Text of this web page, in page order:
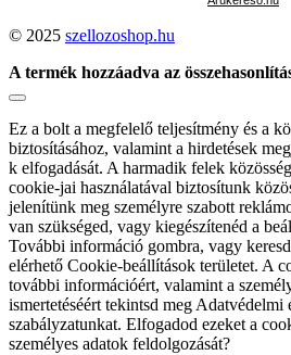
© 2025 szellozoshop.hu
A termék hozzáadva az
Ez a bolt a megfelelő teljesítmény és a
biztosításához, valamint a hirdetések
k elfogadását. A harmadik felek
cookie-jai használatával biztosítunk
jelenítünk meg személyre szabott
van szükséged, vagy kiegészítenéd a
További információ gombra, vagy
elérhető Cookie-beállítások területet. A
további információért, valamint a
ismertetéséért tekintsd meg
szabályzatunkat. Elfogadod ezeket a
személyes adatok feldolgozását?